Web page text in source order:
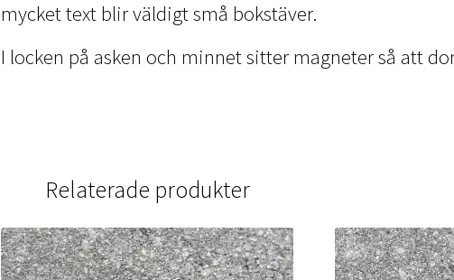
mycket text blir väldigt små bokstäver.
I locken på asken och minnet sitter magneter så att
Relaterade produkter